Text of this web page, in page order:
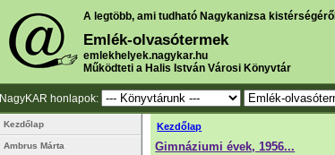
A legtöbb, ami tudható Nagykanizsa kistérségéről
Emlék-olvasótermek
emlekhelyek.nagykar.hu
Működteti a Halis István Városi Könyvtár
NagyKAR honlapok:
Kezdőlap
Gimnáziumi évek, 1956...
Kezdőlap
Ambrus Márta